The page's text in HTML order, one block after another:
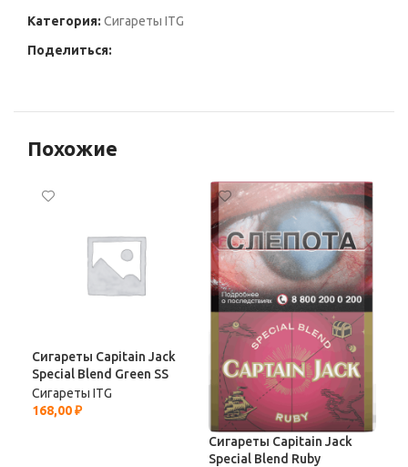
Категория: Сигареты ITG
Поделиться:
Похожие
Сигареты Capitain Jack
Special Blend Green SS
Сигареты ITG
168,00₽
Сигареты Capitain Jack
Special Blend Ruby